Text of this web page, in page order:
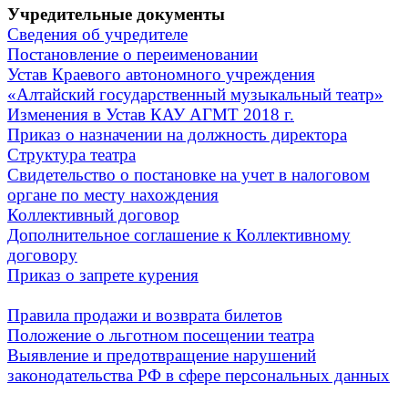
Учредительные документы
Сведения об учредителе
Постановление о переименовании
Устав Краевого автономного учреждения
«Алтайский государственный музыкальный театр»
Изменения в Устав КАУ АГМТ 2018 г.
Приказ о назначении на должность директора
Структура театра
Свидетельство о постановке на учет в налоговом
органе по месту нахождения
Коллективный договор
Дополнительное соглашение к Коллективному
договору
Приказ о запрете курения
Правила продажи и возврата билетов
Положение о льготном посещении театра
Выявление и предотвращение нарушений
законодательства РФ в сфере персональных данных